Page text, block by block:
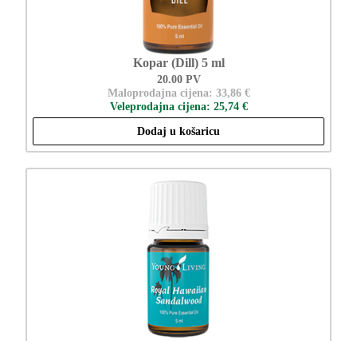
Kopar (Dill) 5 ml
20.00 PV
Maloprodajna cijena: 33,86 €
Veleprodajna cijena: 25,74 €
Dodaj u košaricu